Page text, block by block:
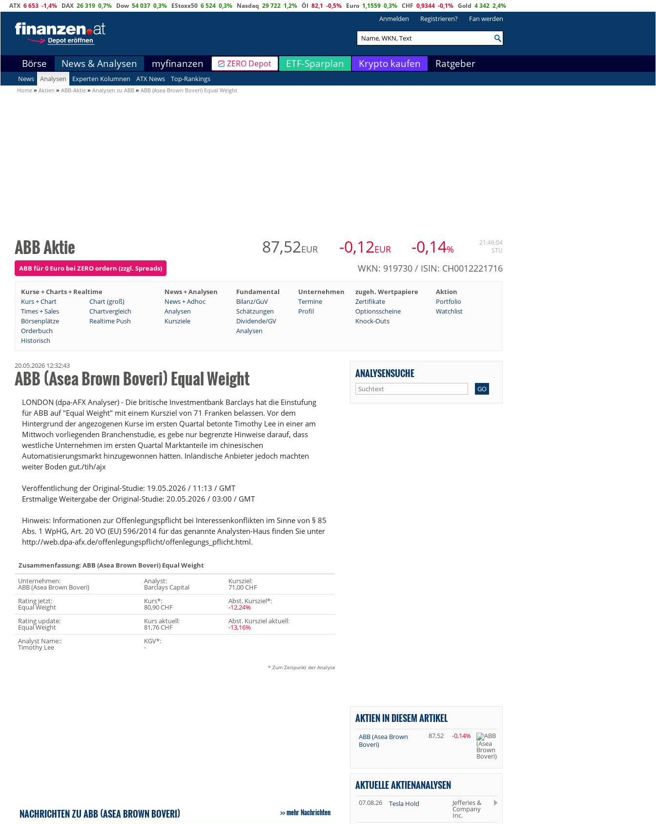
ATX 6 653 -1,4% DAX 26 319 0,7% Dow 54 037 0,3% EStoxx50 6 524 0,3% Nasdaq 29 722 1,2% Öl 82,1 -0,5% Euro 1,1559 0,3% CHF 0,9344 -0,1% Gold 4 342 2,4%
Anmelden Registrieren? Fan werden
Börse News & Analysen myfinanzen ZERO Depot ETF-Sparplan Krypto kaufen Ratgeber
News Analysen Experten Kolumnen ATX News Top-Rankings
Home » Aktien » ABB-Aktie » Analysen zu ABB » ABB (Asea Brown Boveri) Equal Weight
ABB Aktie 87,52EUR -0,12EUR -0,14%
21:46:04
STU
ABB für 0 Euro bei ZERO ordern (zzgl. Spreads) WKN: 919730 / ISIN: CH0012221716
Kurse + Charts + Realtime News + Analysen Fundamental Unternehmen zugeh. Wertpapiere
Aktion
Kurs + Chart
Chart (groß) News + Adhoc Bilanz/GuV Termine Zertifikate
Portfolio
Times + Sales
Chartvergleich Analysen Schätzungen Profil Optionsscheine
Watchlist
Börsenplätze
Realtime Push Kursziele Dividende/GV
Knock-Outs
Orderbuch
Analysen
Historisch
20.05.2026 12:32:43
ABB (Asea Brown Boveri) Equal Weight
LONDON (dpa-AFX Analyser) - Die britische Investmentbank Barclays hat die Einstufung
für ABB auf "Equal Weight" mit einem Kursziel von 71 Franken belassen. Vor dem
Hintergrund der angezogenen Kurse im ersten Quartal betonte Timothy Lee in einer am
Mittwoch vorliegenden Branchenstudie, es gebe nur begrenzte Hinweise darauf, dass
westliche Unternehmen im ersten Quartal Marktanteile im chinesischen
Automatisierungsmarkt hinzugewonnen hätten. Inländische Anbieter jedoch machten
weiter Boden gut./tih/ajx
Veröffentlichung der Original-Studie: 19.05.2026 / 11:13 / GMT
Erstmalige Weitergabe der Original-Studie: 20.05.2026 / 03:00 / GMT
Hinweis: Informationen zur Offenlegungspflicht bei Interessenkonflikten im Sinne von § 85
Abs. 1 WpHG, Art. 20 VO (EU) 596/2014 für das genannte Analysten-Haus finden Sie unter
http://web.dpa-afx.de/offenlegungspflicht/offenlegungs_pflicht.html.
Zusammenfassung: ABB (Asea Brown Boveri) Equal Weight
Unternehmen:
ABB (Asea Brown Boveri)
Analyst:
Barclays Capital
Kursziel:
71,00 CHF
Rating jetzt:
Equal Weight
Kurs*:
80,90 CHF
Abst. Kursziel*:
-12,24%
Rating update:
Equal Weight
Kurs aktuell:
81,76 CHF
Abst. Kursziel aktuell:
-13,16%
Analyst Name::
Timothy Lee
KGV*:
-
* Zum Zeitpunkt der Analyse
NACHRICHTEN ZU ABB (ASEA BROWN BOVERI) mehr Nachrichten
ANALYSENSUCHE
GO
AKTIEN IN DIESEM ARTIKEL
ABB (Asea Brown
Boveri)
87,52 -0,14%
AKTUELLE AKTIENANALYSEN
07.08.26 Tesla Hold Jefferies &
Company
Inc.